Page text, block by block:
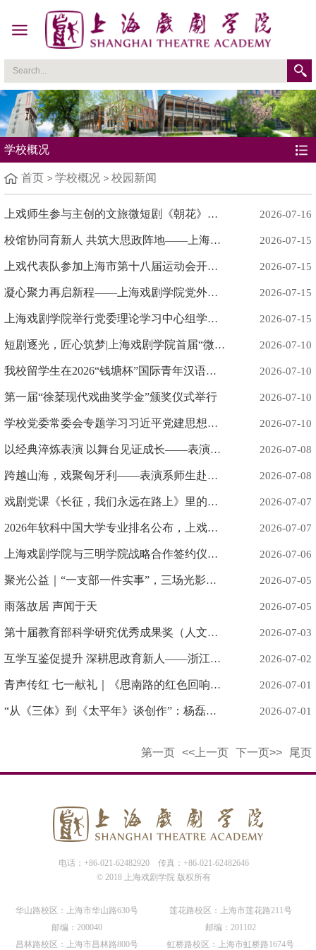
学校概况
首页 学校概况 校园新闻
上戏师生参与主创的文旅微短剧《朝花》近期热播 2026-07-16
校馆协同育新人 共筑大思政阵地——上海戏剧学院与上海中国航海博物馆开展结对共建活动 2026-07-15
上戏代表队参加上海市第十八届运动会开幕式 2026-07-15
凝心聚力再启新程——上海戏剧学院党外知识分子联谊会换届选举暨第二次会员代表大会召开 2026-07-15
上海戏剧学院举行党委理论学习中心组学习会 专题学习习近平党建思想 2026-07-15
短剧逐光，匠心筑梦|上海戏剧学院首届“微短剧创作与运营”微专业开班 2026-07-10
我校留学生在2026“钱塘杯”国际青年汉语文化大赛中荣获二等奖 2026-07-10
第一届“徐棻现代戏曲奖学金”颁奖仪式举行 2026-07-10
学校党委常委会专题学习习近平党建思想和习近平总书记在庆祝中国共产党成立105周年大会上的重要讲话精神 2026-07-10
以经典淬炼表演 以舞台见证成长——表演系实习大戏《李尔王》演出圆满成功 2026-07-08
跨越山海，戏聚匈牙利——表演系师生赴匈牙利暑期学校出访交流 2026-07-08
戏剧党课《长征，我们永远在路上》里的戏文元素 2026-07-07
2026年软科中国大学专业排名公布，上戏再创佳绩 2026-07-07
上海戏剧学院与三明学院战略合作签约仪式举行 2026-07-06
聚光公益｜“一支部一件实事”，三场光影美育活动点亮群众艺术生活 2026-07-05
雨落故居 声闻于天 2026-07-05
第十届教育部科学研究优秀成果奖（人文社会科学）公布 上戏获得两个奖项 2026-07-03
互学互鉴促提升 深耕思政育新人——浙江音乐学院马克思主义学院赴我校开展调研交流 2026-07-02
青声传红 七一献礼｜《思南路的红色回响》上线 2026-07-01
“从《三体》到《太平年》谈创作”：杨磊导演创作谈圆满举行 2026-07-01
第一页 <<上一页 下一页>> 尾页
电话：+86-021-62482920
传真：+86-021-62482646
© 2018 上海戏剧学院 版权所有
华山路校区：上海市华山路630号
邮编：200040
昌林路校区：上海市昌林路800号
莲花路校区：上海市莲花路211号
邮编：201102
虹桥路校区：上海市虹桥路1674号